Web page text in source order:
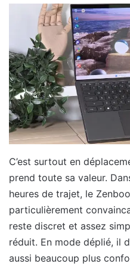
C’est surtout en
prend toute sa valeur.
heures de trajet, le
particulièrement
reste discret et assez
réduit. En mode déplié, il
aussi beaucoup plus